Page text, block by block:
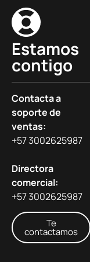
Estamos
contigo
Contacta a
soporte de
ventas:
+57 3002625987
Directora
comercial:
+57 3002625987
Te
contactamos